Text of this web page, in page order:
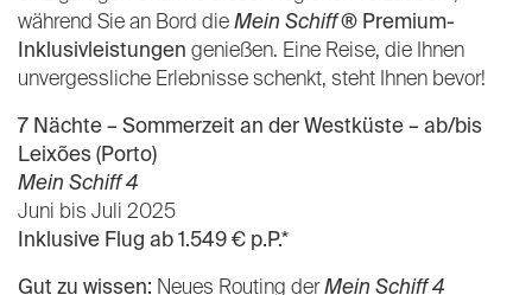
während Sie an Bord die Mein Schiff® Premium-
Inklusivleistungen genießen. Eine Reise, die Ihnen
unvergessliche Erlebnisse schenkt, steht Ihnen bevor!
7 Nächte – Sommerzeit an der Westküste – ab/bis
Leixões (Porto)
Mein Schiff 4
Juni bis Juli 2025
Inklusive Flug ab 1.549 € p.P.*
Gut zu wissen: Neues Routing derMein Schiff 4